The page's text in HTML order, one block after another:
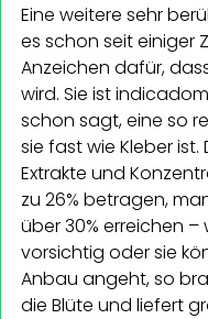
Eine weitere sehr
es schon seit einiger
Anzeichen dafür,
wird. Sie ist
schon sagt, eine so
sie fast wie Kleber
Extrakte und
zu 26% betragen,
über 30% erreichen –
vorsichtig oder sie
Anbau angeht, so
die Blüte und liefert